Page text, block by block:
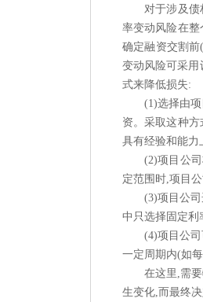
对于涉及债
率变动风险在
确定融资交割
变动风险可采用
式来降低损失:
(1)选择由
资。采取这种
具有经验和能力
(2)项目公
定范围时,项目
(3)项目公
中只选择固定利
(4)项目公
一定周期内(如
在这里 ,需
生变化,而最终